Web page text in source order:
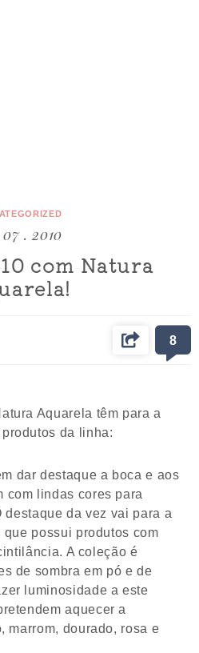
07 . 2010
com Natura
8
Aquarela têm para a
da linha:
dar destaque a boca e aos
com lindas cores para
da vez vai para a
possui produtos com
A coleção é
de sombra em pó e de
luminosidade a este
aquecer a
marrom, dourado, rosa e